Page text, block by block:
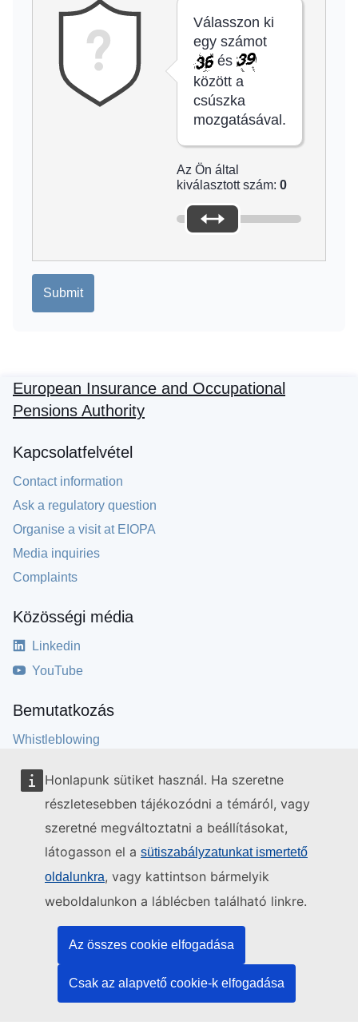
Honlapunk sütiket használ. Ha szeretne
részletesebben tájékozódni a témáról, vagy
szeretné megváltoztatni a beállításokat,
látogasson el a sütiszabályzatunkat ismertető
oldalunkra, vagy kattintson bármelyik
weboldalunkon a láblécben található linkre.
Az összes cookie elfogadása
Csak az alapvető cookie-k elfogadása
Válasszon ki
egy számot
és
között a
csúszka
mozgatásával.
Az Ön által
kiválasztott szám: 0
Submit
European Insurance and Occupational
Pensions Authority
Kapcsolatfelvétel
Contact information
Ask a regulatory question
Organise a visit at EIOPA
Media inquiries
Complaints
Közösségi média
Linkedin
YouTube
Bemutatkozás
Whistleblowing
Legal notice
Subscribe to our newsletter
Kapcsolódó linkek
Extranet Access Portal
CEIOPS Archive